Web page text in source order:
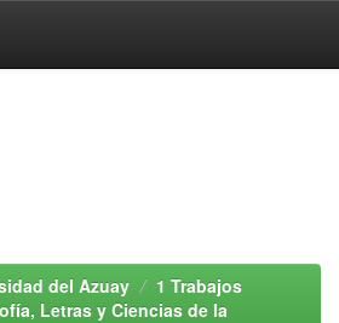
del Azuay
1 Trabajos
Letras y Ciencias de la